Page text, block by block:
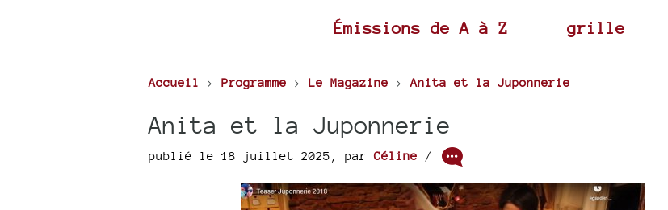
Émissions de A à Z grille
Accueil > Programme > Le Magazine > Anita et la Juponnerie
Anita et la Juponnerie
publié le 18 juillet 2025 parCéline /